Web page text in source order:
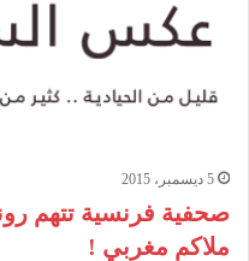
5 ديسمبر، 2015
صحفية فرنسية تتهم
ملاكم مغربي !